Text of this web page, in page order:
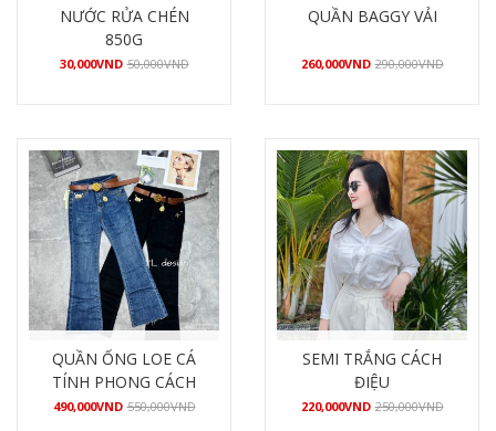
NƯỚC RỬA CHÉN
850G
30,000VND 50,000VND
QUẦN BAGGY VẢI
260,000VND 290,000VND
QUẦN ỐNG LOE CÁ
TÍNH PHONG CÁCH
490,000VND 550,000VND
SEMI TRẮNG CÁCH
ĐIỆU
220,000VND 250,000VND